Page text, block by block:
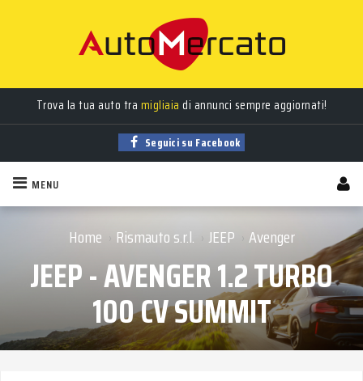
Trova la tua auto tra migliaia di annunci sempre aggiornati!
Seguici su Facebook
MENU
Home › Rismauto s.r.l. › JEEP › Avenger
JEEP - AVENGER 1.2 TURBO
100 CV SUMMIT